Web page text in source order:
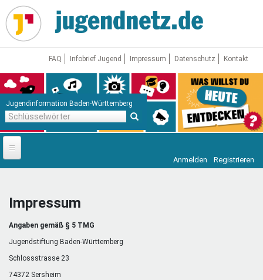
Direkt
zum
Inhalt
FAQ Infobrief Jugend Impressum Datenschutz Kontakt
Jugendinformation Baden-Württemberg
Startseite
Jugendnetz
Freizeit & Reisen
Mentoren & Projekte
Vor Ort
Anmelden Registrieren
Impressum
Angaben gemäß § 5 TMG
Jugendstiftung Baden-Württemberg
Schlossstrasse 23
74372 Sersheim